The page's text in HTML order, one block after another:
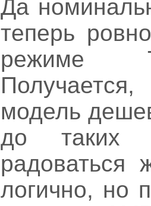
Да
теперь
режиме
модель
до таких
радоваться
логично, но